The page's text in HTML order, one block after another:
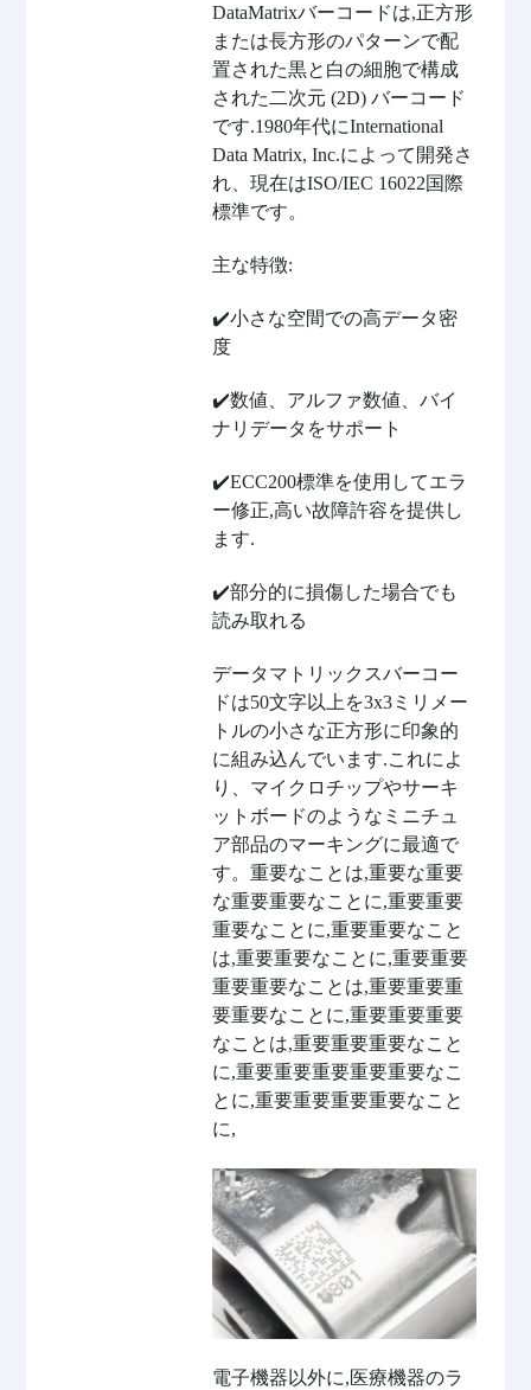
DataMatrixバーコードは,正方形
または長方形のパターンで配
置された黒と白の細胞で構成
された二次元 (2D) バーコード
です.1980年代にInternational
Data Matrix, Inc.によって開発さ
れ、現在はISO/IEC 16022国際
標準です。
主な特徴:
✔️小さな空間での高データ密
度
✔️数値、アルファ数値、バイ
ナリデータをサポート
✔️ECC200標準を使用してエラ
ー修正,高い故障許容を提供し
ます.
✔️部分的に損傷した場合でも
読み取れる
データマトリックスバーコー
ドは50文字以上を3x3ミリメー
トルの小さな正方形に印象的
に組み込んでいます.これによ
り、マイクロチップやサーキ
ットボードのようなミニチュ
ア部品のマーキングに最適で
す。重要なことは,重要な重要
な重要重要なことに,重要重要
重要なことに,重要重要なこと
は,重要重要なことに,重要重要
重要重要なことは,重要重要重
要重要なことに,重要重要重要
なことは,重要重要重要なこと
に,重要重要重要重要重要なこ
とに,重要重要重要重要なこと
に,
電子機器以外に,医療機器のラ